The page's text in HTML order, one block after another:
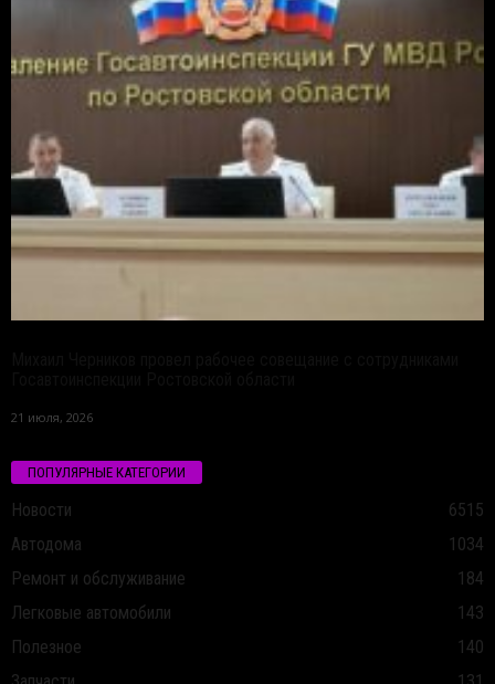
21 июля, 2026
ПОПУЛЯРНЫЕ КАТЕГОРИИ
Новости
6515
Автодома
1034
Ремонт и обслуживание
184
Легковые автомобили
143
Полезное
140